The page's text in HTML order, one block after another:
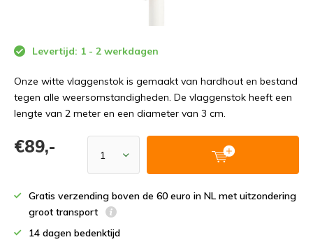
Levertijd: 1 - 2 werkdagen
Onze witte vlaggenstok is gemaakt van hardhout en bestand
tegen alle weersomstandigheden. De vlaggenstok heeft een
lengte van 2 meter en een diameter van 3 cm.
€89,-
Gratis verzending boven de 60 euro in NL met uitzondering
groot transport
14 dagen bedenktijd